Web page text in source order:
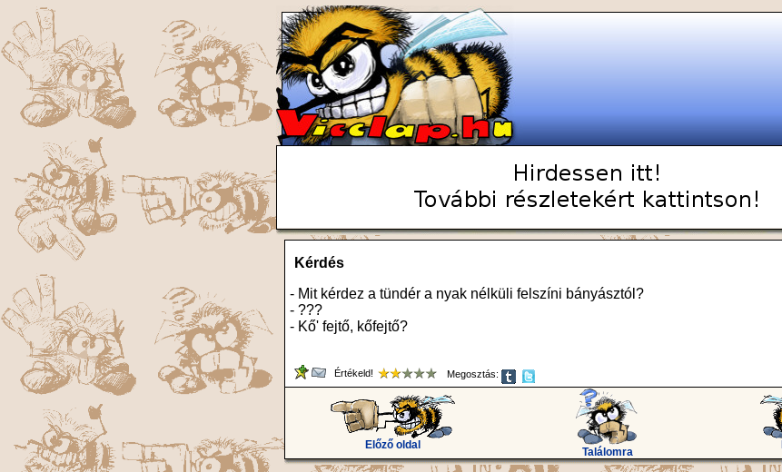
Kérdés
- Mit kérdez a tündér a nyak nélküli felszíni bányásztól?
- ???
- Kő' fejtő, kőfejtő?
Értékeld! Megosztás:
Előző oldal
Találomra